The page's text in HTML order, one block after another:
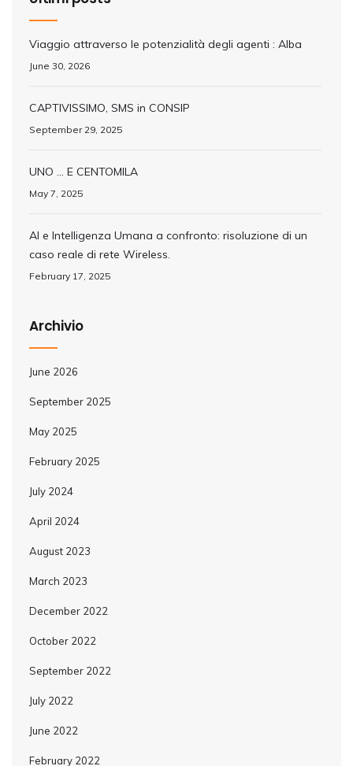
Viaggio attraverso le potenzialità degli agenti : Alba
June 30, 2026
CAPTIVISSIMO, SMS in CONSIP
September 29, 2025
UNO … E CENTOMILA
May 7, 2025
AI e Intelligenza Umana a confronto: risoluzione di un
caso reale di rete Wireless.
February 17, 2025
Archivio
June 2026
September 2025
May 2025
February 2025
July 2024
April 2024
August 2023
March 2023
December 2022
October 2022
September 2022
July 2022
June 2022
February 2022